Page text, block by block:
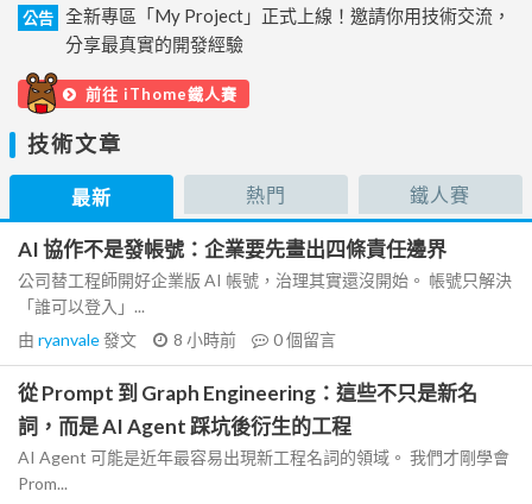
公告
全新專區「My Project」正式上線！邀請你用技術交流，
分享最真實的開發經驗
前往 iThome鐵人賽
技術文章
最新 熱門 鐵人賽
AI 協作不是發帳號：企業要先畫出四條責任邊界
公司替工程師開好企業版 AI 帳號，治理其實還沒開始。 帳號只解決
「誰可以登入」...
由 ryanvale發文 8 小時前 0個留言
從 Prompt 到 Graph Engineering：這些不只是新名
詞，而是 AI Agent 踩坑後衍生的工程
AI Agent 可能是近年最容易出現新工程名詞的領域。 我們才剛學會
Prom...